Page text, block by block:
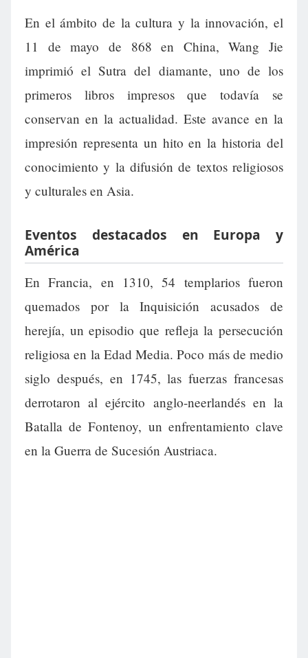
En el ámbito de la cultura y la innovación, el
11 de mayo de 868 en China, Wang Jie
imprimió el Sutra del diamante, uno de los
primeros libros impresos que todavía se
conservan en la actualidad. Este avance en la
impresión representa un hito en la historia del
conocimiento y la difusión de textos religiosos
y culturales en Asia.
Eventos destacados en Europa y
América
En Francia, en 1310, 54 templarios fueron
quemados por la Inquisición acusados de
herejía, un episodio que refleja la persecución
religiosa en la Edad Media. Poco más de medio
siglo después, en 1745, las fuerzas francesas
derrotaron al ejército anglo-neerlandés en la
Batalla de Fontenoy, un enfrentamiento clave
en la Guerra de Sucesión Austriaca.